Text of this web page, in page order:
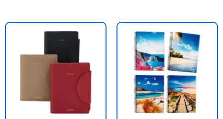
Este
producto
variantes.
opciones